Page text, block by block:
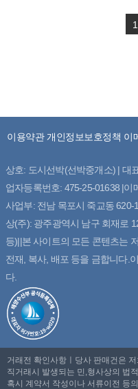
1
이용약관 개인정보보호정책 이
상호: 도시선박(선박중개소) | 대
업자등록번호: 475-25-01638 |이
사업부: 전남 목포시 죽교동
상(주): 광주광역시 남구 회재로
등)||본 사이트의 모든 콘텐츠는
전재, 복사, 배포 등을 금합니다.
다.
거래전 확인사항ㅣ당사 판매건은
직거래시 발생되는 민,형사상의 법
혹시 계약서 작성이나 서류이전 등